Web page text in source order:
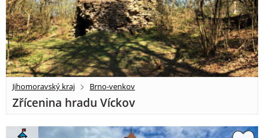
Jihomoravský kraj Brno-venkov
Zřícenina hradu Víckov